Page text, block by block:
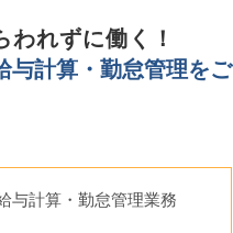
れずに働く！
与計算・勤怠管理をご
与計算・勤怠管理業務